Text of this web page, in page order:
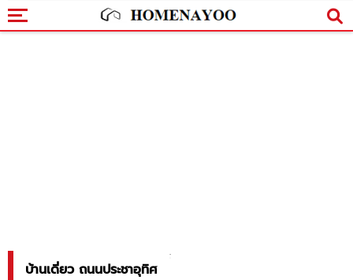
บ้านเดี่ยว ถนนประชาอุทิศ